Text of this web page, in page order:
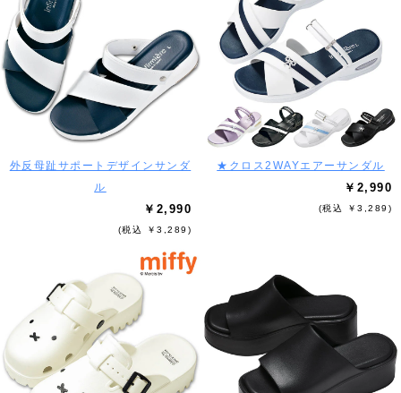
外反母趾サポートデザインサンダ
ル
￥2,990
(税込 ￥3,289)
★クロス2WAYエアーサンダル
￥2,990
(税込 ￥3,289)